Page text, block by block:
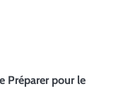
Préparer pour le